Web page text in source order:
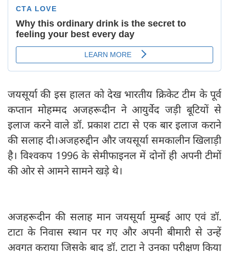
जयसूर्या की इस हालत को देख भारतीय क्रिकेट टीम के पूर्व
कप्तान मोहम्मद अजहरूदीन ने आयुर्वेद जड़ी बूटियों से
इलाज करने वाले डॉ. प्रकाश टाटा से एक बार इलाज कराने
की सलाह दी।अजहरुद्दीन और जयसूर्या समकालीन खिलाड़ी
है। विश्वकप 1996 के सेमीफाइनल में दोनों ही अपनी टीमों
की ओर से आमने सामने खड़े थे।
अजहरूदीन की सलाह मान जयसूर्या मुम्बई आए एवं डॉ.
टाटा के निवास स्थान पर गए और अपनी बीमारी से उन्हें
अवगत कराया जिसके बाद डॉ. टाटा ने उनका परीक्षण किया